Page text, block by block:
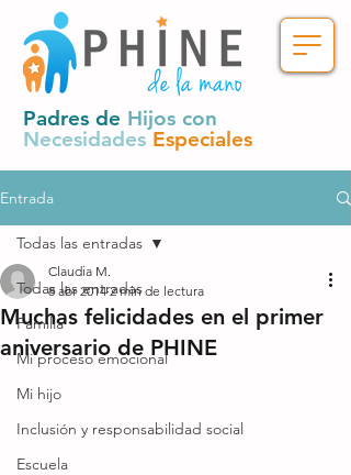
Padres de Hijos con
Necesidades Especiales
Entrada
Todas las entradas
Familia
Mi proceso emocional
Mi hijo
Inclusión y responsabilidad social
Escuela
Todas las entradas
Muchas felicidades en el primer
aniversario de PHINE
Claudia M.
8 abr 2014 2 min de lectura